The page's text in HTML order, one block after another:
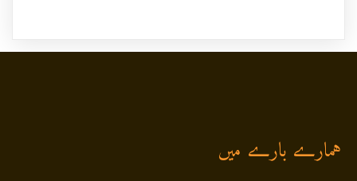
ہمارے بارے میں